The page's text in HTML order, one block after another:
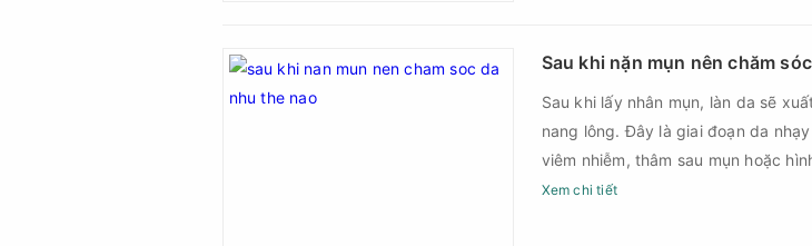
Sau khi nặn mụn nên chăm
Sau khi lấy nhân mụn, làn da sẽ
nang lông. Đây là giai đoạn da
viêm nhiễm, thâm sau mụn hoặc
Chính vì vậy, việc chăm sóc da sau
Xem chi tiết